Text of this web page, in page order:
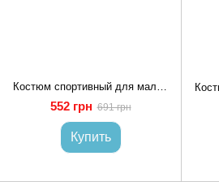
552 грн 691 грн
Купить